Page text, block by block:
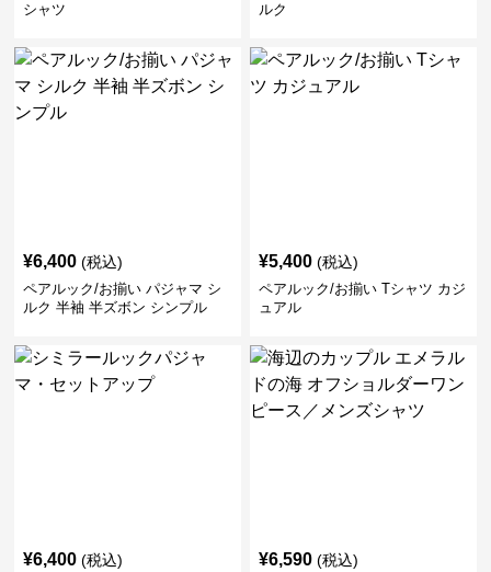
シャツ
ルク
¥6,400 (税込)
ペアルック/お揃い パジャマ シ
ルク 半袖 半ズボン シンプル
¥5,400 (税込)
ペアルック/お揃い Tシャツ カジ
ュアル
¥6,400 (税込) ¥6,590 (税込)